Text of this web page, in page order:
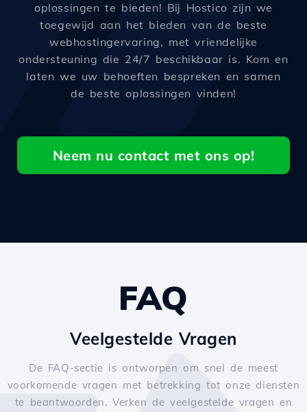
oplossingen te bieden! Bij Hostico zijn we
toegewijd aan het bieden van de beste
webhostingervaring, met vriendelijke
ondersteuning die 24/7 beschikbaar is. Kom en
laten we uw behoeften bespreken en samen
de beste oplossingen vinden!
Neem nu contact met ons op!
FAQ
Veelgestelde Vragen
De FAQ-sectie is ontworpen om snel de meest
voorkomende vragen met betrekking tot onze diensten
te beantwoorden. Verken de veelgestelde vragen en